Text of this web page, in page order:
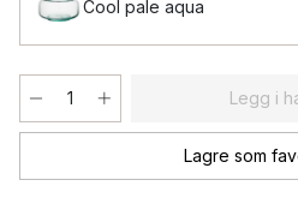
Cool pale aqua
Legg i
Lagre som